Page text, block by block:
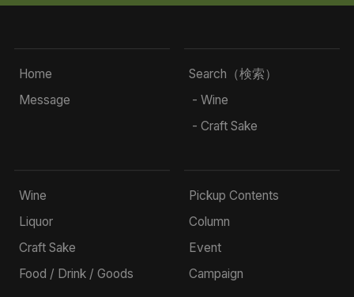
Home
Message
Search（検索）
- Wine
- Craft Sake
Wine
Liquor
Craft Sake
Food / Drink / Goods
Pickup Contents
Column
Event
Campaign